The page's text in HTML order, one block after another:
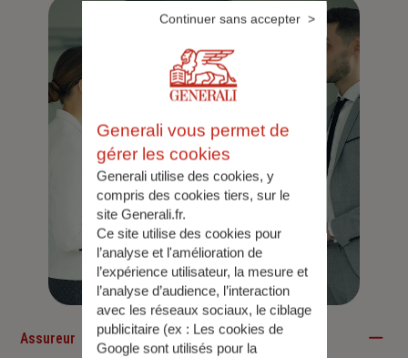
Assureur
Generali vous permet de
gérer les cookies
Generali utilise des cookies, y
compris des cookies tiers, sur le
site Generali.fr.
Ce site utilise des cookies pour
l’analyse et l'amélioration de
l’expérience utilisateur, la mesure et
l’analyse d’audience, l’interaction
avec les réseaux sociaux, le ciblage
publicitaire (ex : Les cookies de
Google sont utilisés pour la
Continuer sans accepter